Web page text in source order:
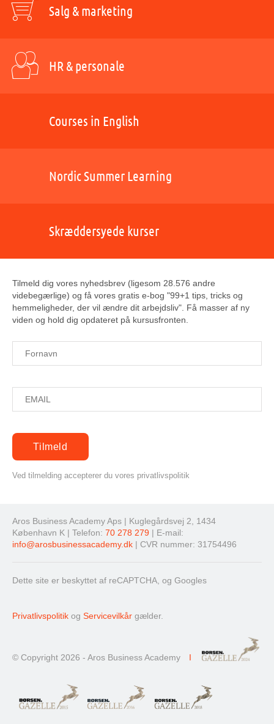
Salg & marketing
HR & personale
Courses in English
Nordic Summer Learning
Skræddersyede kurser
Tilmeld dig vores nyhedsbrev (ligesom 28.576 andre
videbegærlige) og få vores gratis e-bog "99+1 tips, tricks og
hemmeligheder, der vil ændre dit arbejdsliv". Få masser af ny
viden og hold dig opdateret på kursusfronten.
Ved tilmelding accepterer du vores privatlivspolitik
Aros Business Academy Aps | Kuglegårdsvej 2, 1434
København K | Telefon: 70 278 279 | E-mail:
info@arosbusinessacademy.dk | CVR nummer: 31754496
Dette site er beskyttet af reCAPTCHA, og Googles
Privatlivspolitik og Servicevilkår gælder.
© Copyright 2026 - Aros Business Academy I